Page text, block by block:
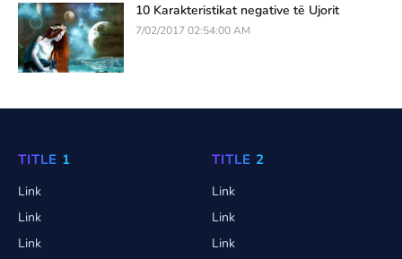
10 Karakteristikat negative të Ujorit
7/02/2017 02:54:00 AM
TITLE 1
Link
Link
Link
TITLE 2
Link
Link
Link